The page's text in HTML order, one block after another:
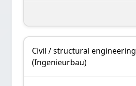
Civil / structural engineering
(Ingenieurbau)